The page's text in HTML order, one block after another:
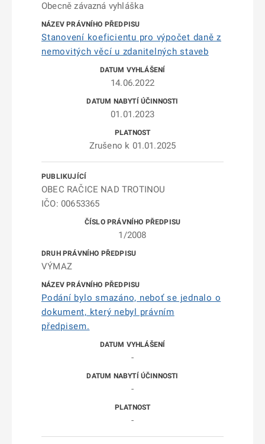
Obecně závazná vyhláška
Stanovení koeficientu pro výpočet daně z
nemovitých věcí u zdanitelných staveb
14.06.2022
01.01.2023
Zrušeno k 01.01.2025
OBEC RAČICE NAD TROTINOU
IČO: 00653365
1/2008
VÝMAZ
Podání bylo smazáno, neboť se jednalo o
dokument, který nebyl právním
předpisem.
-
-
-